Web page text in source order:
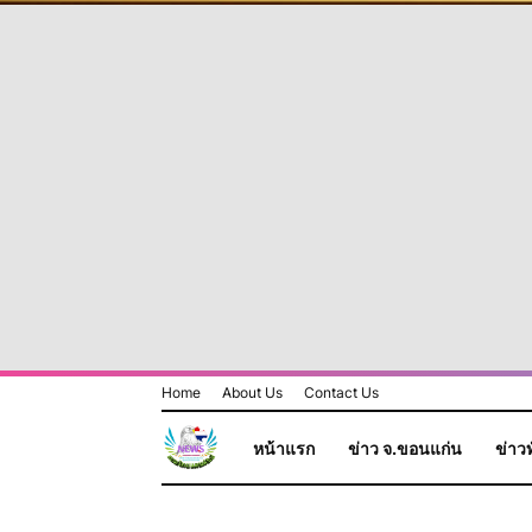
Home About Us Contact Us
หน้าแรก ข่าว จ.ขอนแก่น ข่าว